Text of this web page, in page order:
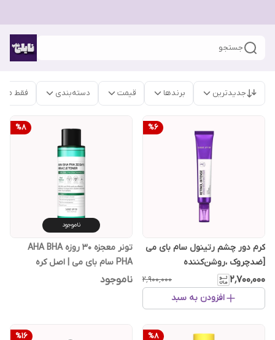
جستجو
جدیدترین برندها قیمت دسته‌بندی فقط
%6
کرم دور چشم رتینول سام بای می
[ضدچروک ،روشن‌کننده
،مرطوب‌کننده ]
۲٬۷۰۰٬۰۰۰ ۲٬۹۰۰٬۰۰۰
افزودن به سبد
%8
ناموجود
تونر معجزه 30 روزه AHA BHA
PHA سام بای می | اصل کره
ناموجود
%8
%16